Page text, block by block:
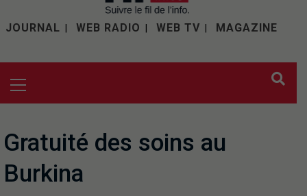
JOURNAL WEB RADIO WEB TV MAGAZINE
Gratuité des soins au
Burkina